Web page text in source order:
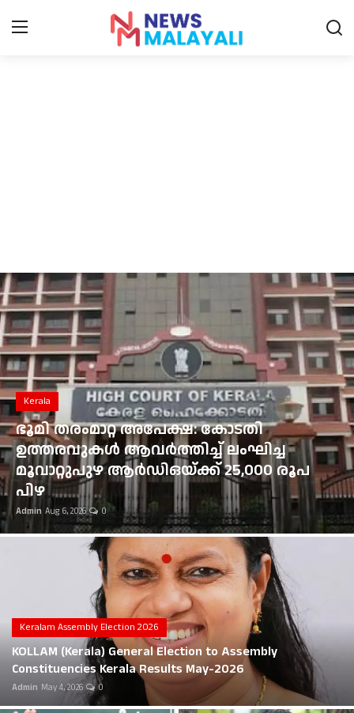
Entertainment
Sports
Food
Gulf News
Loksabha Election 2024
Technology
Health
Jobs Mall
Career
Education
Business
Kerala
ഭൂമി തരംമാറ്റ അപേക്ഷ: കോടതി
ഉത്തരവുകൾ ആവർത്തിച്ച് ലംഘിച്ച
മൂവാറ്റുപുഴ ആർഡിഒയ്ക്ക് 25,000 രൂപ
പിഴ
Admin Aug 6, 2026 0
Keralam Assembly Election 2026
KOLLAM (Kerala) General Election to Assembly
Constituencies Kerala Results May-2026
Admin May 4, 2026 0